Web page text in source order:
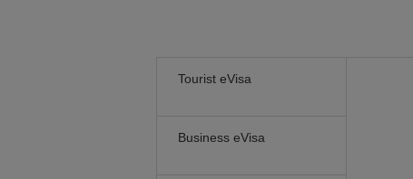
Tourist eVisa
Business eVisa